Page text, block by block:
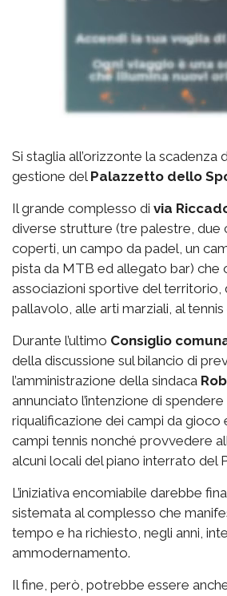
Si staglia all’orizzonte la scadenza
gestione del Palazzetto dello
Il grande complesso di via
diverse strutture (tre palestre, due
coperti, un campo da padel, un
pista da MTB ed allegato bar) che
associazioni sportive del territorio,
pallavolo, alle arti marziali, al
Durante l’ultimo Consiglio
della discussione sul bilancio di
l’amministrazione della sindaca
annunciato l’intenzione di
riqualificazione dei campi da gioco
campi tennis nonché provvedere
alcuni locali del piano interrato del
L’iniziativa encomiabile darebbe
sistemata al complesso che
tempo e ha richiesto, negli anni,
ammodernamento.
Il fine, però, potrebbe essere